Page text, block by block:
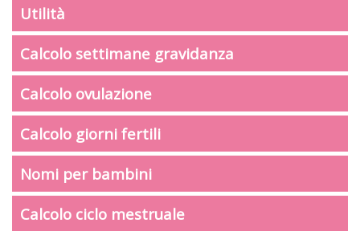
Utilità
Calcolo settimane gravidanza
Calcolo ovulazione
Calcolo giorni fertili
Nomi per bambini
Calcolo ciclo mestruale